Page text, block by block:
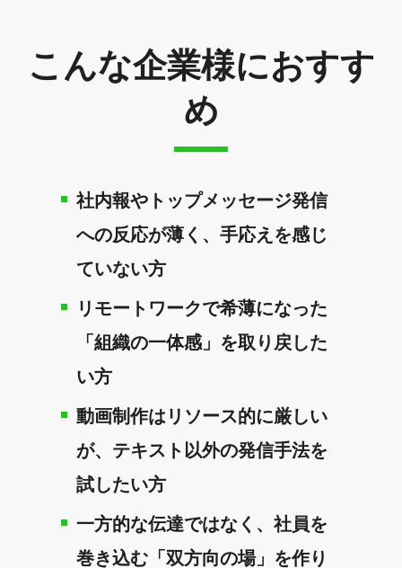
こんな企業様におすす
め
社内報やトップメッセージ発信
への反応が薄く、手応えを感じ
ていない方
リモートワークで希薄になった
「組織の一体感」を取り戻した
い方
動画制作はリソース的に厳しい
が、テキスト以外の発信手法を
試したい方
一方的な伝達ではなく、社員を
巻き込む「双方向の場」を作り